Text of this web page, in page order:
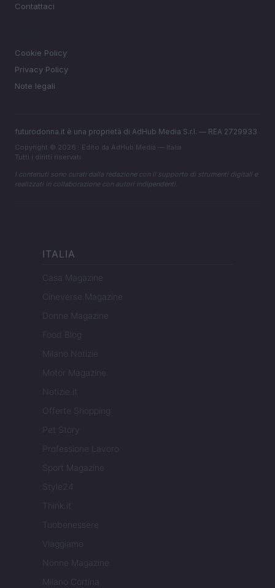
Contattaci
Cookie Policy
Privacy Policy
Note legali
futurodonna.it è una proprietà di AdHub Media S.r.l. — REA 2729933
Copyright © 2026 · Edito da AdHub Media — Italia
Tutti i diritti riservati
I contenuti sono curati dalla redazione con il supporto di strumenti digitali e
realizzati in collaborazione con autori indipendenti.
ITALIA
Casa Magazine
Cineverse Magazine
Donne Magazine
Food Blog
Milano Notizie
Motor Magazine
Notizie.it
Offerte Shopping
Pet Story
Professione Lavoro
Sport Magazine
Style24
Think.it
Tuobenessere
Viaggiamo
Nonne Magazine
Milano Cortina